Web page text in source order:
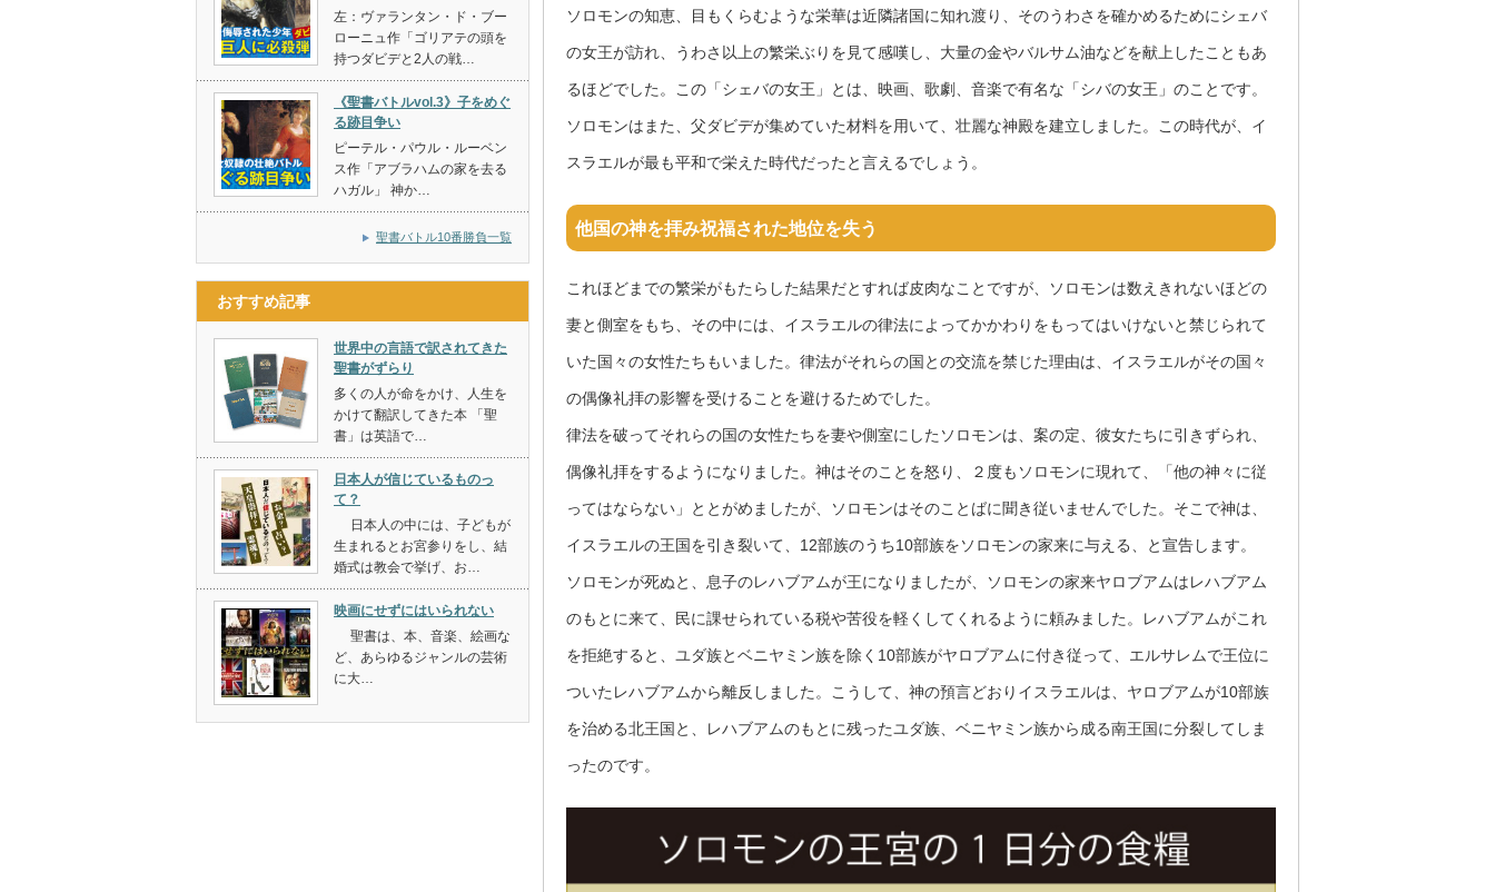
ソロモンの知恵、目もくらむような栄華は近隣諸国に知れ渡り、そのうわさを確かめるためにシェバ
の女王が訪れ、うわさ以上の繁栄ぶりを見て感嘆し、大量の金やバルサム油などを献上したこともあ
るほどでした。この「シェバの女王」とは、映画、歌劇、音楽で有名な「シバの女王」のことです。
ソロモンはまた、父ダビデが集めていた材料を用いて、壮麗な神殿を建立しました。この時代が、イ
スラエルが最も平和で栄えた時代だったと言えるでしょう。
他国の神を拝み祝福された地位を失う
これほどまでの繁栄がもたらした結果だとすれば皮肉なことですが、ソロモンは数えきれないほどの
妻と側室をもち、その中には、イスラエルの律法によってかかわりをもってはいけないと禁じられて
いた国々の女性たちもいました。律法がそれらの国との交流を禁じた理由は、イスラエルがその国々
の偶像礼拝の影響を受けることを避けるためでした。
律法を破ってそれらの国の女性たちを妻や側室にしたソロモンは、案の定、彼女たちに引きずられ、
偶像礼拝をするようになりました。神はそのことを怒り、２度もソロモンに現れて、「他の神々に従
ってはならない」ととがめましたが、ソロモンはそのことばに聞き従いませんでした。そこで神は、
イスラエルの王国を引き裂いて、12部族のうち10部族をソロモンの家来に与える、と宣告します。
ソロモンが死ぬと、息子のレハブアムが王になりましたが、ソロモンの家来ヤロブアムはレハブアム
のもとに来て、民に課せられている税や苦役を軽くしてくれるように頼みました。レハブアムがこれ
を拒絶すると、ユダ族とベニヤミン族を除く10部族がヤロブアムに付き従って、エルサレムで王位に
ついたレハブアムから離反しました。こうして、神の預言どおりイスラエルは、ヤロブアムが10部族
を治める北王国と、レハブアムのもとに残ったユダ族、ベニヤミン族から成る南王国に分裂してしま
ったのです。
左：ヴァランタン・ド・ブー
ローニュ作「ゴリアテの頭を
持つダビデと2人の戦…
《聖書バトルvol.3》子をめぐ
る跡目争い
ピーテル・パウル・ルーベン
ス作「アブラハムの家を去る
ハガル」 神か…
聖書バトル10番勝負一覧
おすすめ記事
世界中の言語で訳されてきた
聖書がずらり
多くの人が命をかけ、人生を
かけて翻訳してきた本 「聖
書」は英語で…
日本人が信じているものっ
て？
日本人の中には、子どもが
生まれるとお宮参りをし、結
婚式は教会で挙げ、お…
映画にせずにはいられない
聖書は、本、音楽、絵画な
ど、あらゆるジャンルの芸術
に大…